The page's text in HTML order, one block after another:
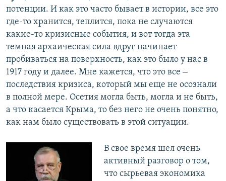
потенции. И как это часто бывает в истории, все это
где-то хранится, теплится, пока не случаются
какие-то кризисные события, и вот тогда эта
темная архаическая сила вдруг начинает
пробиваться на поверхность, как это было у нас в
1917 году и далее. Мне кажется, что это все –
последствия кризиса, который мы еще не осознали
в полной мере. Осетия могла быть, могла и не быть,
а что касается Крыма, то без него не очень понятно,
как нам было существовать в этой ситуации.
В свое время шел очень
активный разговор о том,
что сырьевая экономика